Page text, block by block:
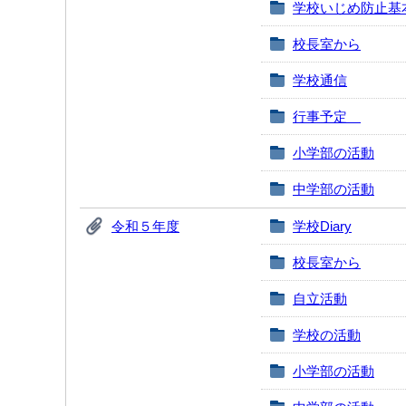
学校いじめ防止基
校長室から
学校通信
行事予定
小学部の活動
中学部の活動
令和５年度 学校Diary
校長室から
自立活動
学校の活動
小学部の活動